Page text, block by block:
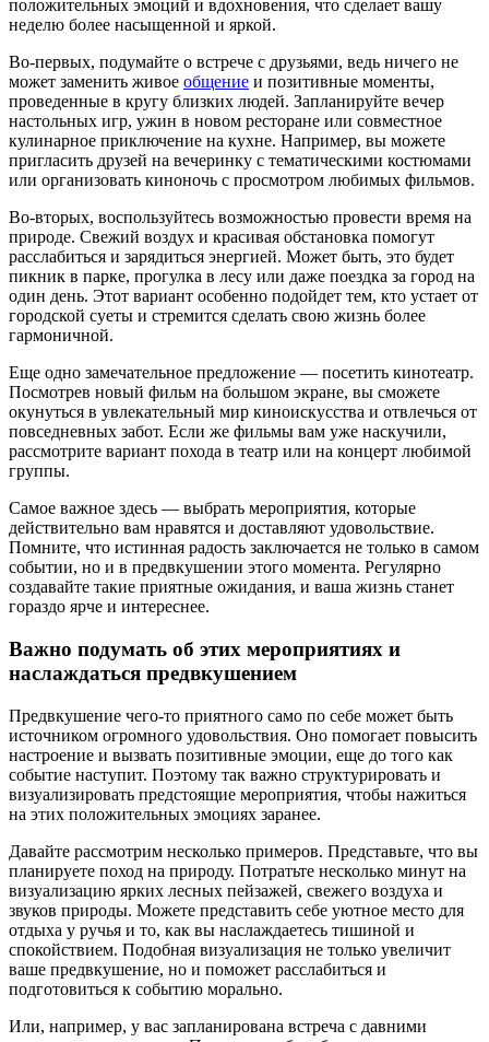
положительных эмоций и вдохновения, что сделает вашу
неделю более насыщенной и яркой.
Во-первых, подумайте о встрече с друзьями, ведь ничего не
может заменить живое общение и позитивные моменты,
проведенные в кругу близких людей. Запланируйте вечер
настольных игр, ужин в новом ресторане или совместное
кулинарное приключение на кухне. Например, вы можете
пригласить друзей на вечеринку с тематическими костюмами
или организовать киноночь с просмотром любимых фильмов.
Во-вторых, воспользуйтесь возможностью провести время на
природе. Свежий воздух и красивая обстановка помогут
расслабиться и зарядиться энергией. Может быть, это будет
пикник в парке, прогулка в лесу или даже поездка за город на
один день. Этот вариант особенно подойдет тем, кто устает от
городской суеты и стремится сделать свою жизнь более
гармоничной.
Еще одно замечательное предложение — посетить кинотеатр.
Посмотрев новый фильм на большом экране, вы сможете
окунуться в увлекательный мир киноискусства и отвлечься от
повседневных забот. Если же фильмы вам уже наскучили,
рассмотрите вариант похода в театр или на концерт любимой
группы.
Самое важное здесь — выбрать мероприятия, которые
действительно вам нравятся и доставляют удовольствие.
Помните, что истинная радость заключается не только в самом
событии, но и в предвкушении этого момента. Регулярно
создавайте такие приятные ожидания, и ваша жизнь станет
гораздо ярче и интереснее.
Важно подумать об этих мероприятиях и
наслаждаться предвкушением
Предвкушение чего-то приятного само по себе может быть
источником огромного удовольствия. Оно помогает повысить
настроение и вызвать позитивные эмоции, еще до того как
событие наступит. Поэтому так важно структурировать и
визуализировать предстоящие мероприятия, чтобы нажиться
на этих положительных эмоциях заранее.
Давайте рассмотрим несколько примеров. Представьте, что вы
планируете поход на природу. Потратьте несколько минут на
визуализацию ярких лесных пейзажей, свежего воздуха и
звуков природы. Можете представить себе уютное место для
отдыха у ручья и то, как вы наслаждаетесь тишиной и
спокойствием. Подобная визуализация не только увеличит
ваше предвкушение, но и поможет расслабиться и
подготовиться к событию морально.
Или, например, у вас запланирована встреча с давними